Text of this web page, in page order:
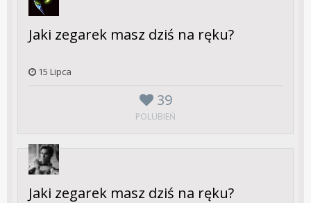
39
POLUBIEŃ
Jaki zegarek masz dziś na ręku?
15 Lipca
Jaki zegarek masz dziś na ręku?